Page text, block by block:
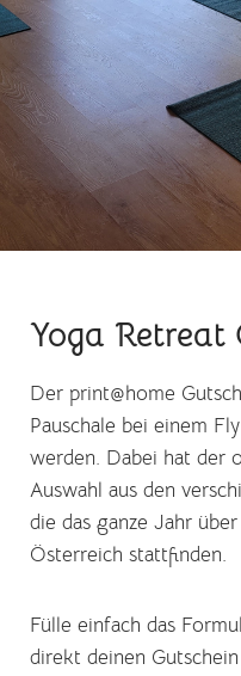
Yoga Retreat
Der print@home
Pauschale bei einem
werden. Dabei hat der
Auswahl aus den
die das ganze Jahr
Österreich stattfinden.
Fülle einfach das
direkt deinen